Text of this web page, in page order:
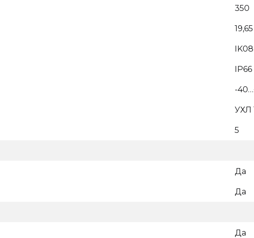
350
19,65
IK08
IP66
-
УХЛ
5
Да
Да
Да